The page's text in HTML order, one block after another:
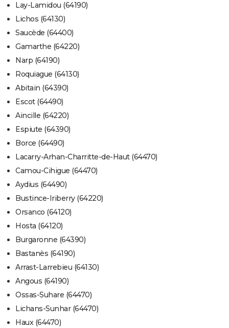
Lay-Lamidou (64190)
Lichos (64130)
Saucède (64400)
Gamarthe (64220)
Narp (64190)
Roquiague (64130)
Abitain (64390)
Escot (64490)
Aincille (64220)
Espiute (64390)
Borce (64490)
Lacarry-Arhan-Charritte-de-Haut (64470)
Camou-Cihigue (64470)
Aydius (64490)
Bustince-Iriberry (64220)
Orsanco (64120)
Hosta (64120)
Burgaronne (64390)
Bastanès (64190)
Arrast-Larrebieu (64130)
Angous (64190)
Ossas-Suhare (64470)
Lichans-Sunhar (64470)
Haux (64470)